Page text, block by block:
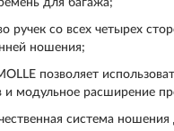
ручек со всех четырех
ношения;
позволяет
и модульное расширение
система ношения